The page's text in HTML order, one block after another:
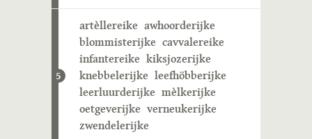
5
artèllereike awhoorderijke
blommisterijke cavvalereike
infantereike kiksjozerijke
knebbelerijke leefhöbberijke
leerluurderijke mèlkerijke
oetgeverijke verneukerijke
zwendelerijke